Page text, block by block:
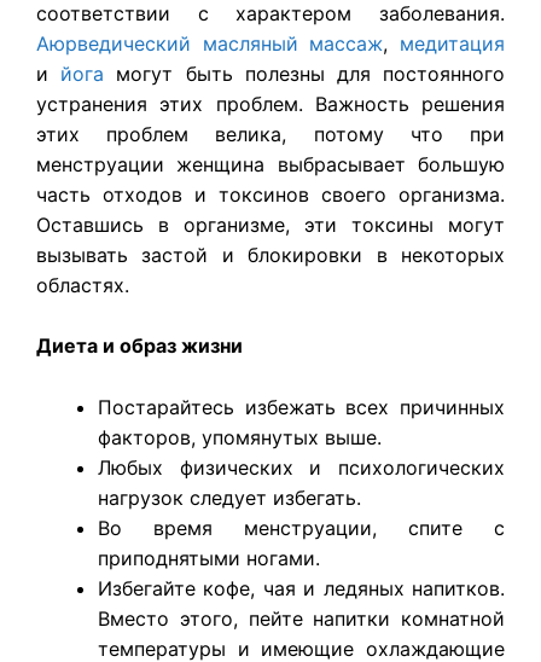
соответствии с характером заболевания.
Аюрведический масляный массаж, медитация
и йога могут быть полезны для постоянного
устранения этих проблем. Важность решения
этих проблем велика, потому что при
менструации женщина выбрасывает большую
часть отходов и токсинов своего организма.
Оставшись в организме, эти токсины могут
вызывать застой и блокировки в некоторых
областях.
Диета и образ жизни
Постарайтесь избежать всех причинных
факторов, упомянутых выше.
Любых физических и психологических
нагрузок следует избегать.
Во время менструации, спите с
приподнятыми ногами.
Избегайте кофе, чая и ледяных напитков.
Вместо этого, пейте напитки комнатной
температуры и имеющие охлаждающие